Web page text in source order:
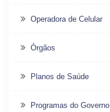
Operadora de Celular
Órgãos
Planos de Saúde
Programas do Governo